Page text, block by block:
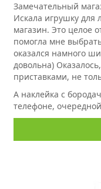
Замечательный
Искала игрушку для
магазин. Это целое
помогла мне
оказался намного
довольна)
приставками, не
А наклейка с
телефоне,